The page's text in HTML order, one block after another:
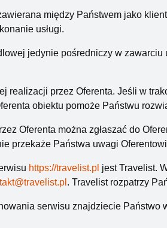
zaś przegapić Płomiennych
bazylikę mariacką, Basztę
a w Centrum Atrakcji Wojskowych
z Kołobrzegu na Bornholm
między Państwem jako
usługi.
jedynie pośredniczy w
realizacji przez Oferenta. Jeśli w
obiektu pomoże Państwu
Oferenta można zgłaszać do
przekaże Państwa uwagi
https://travelist.pl jest Travelist.
. Travelist rozpatrzy
serwisu znajdziecie Państwo